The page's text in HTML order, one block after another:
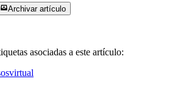
Archivar artículo
asociadas a este artículo:
virtual